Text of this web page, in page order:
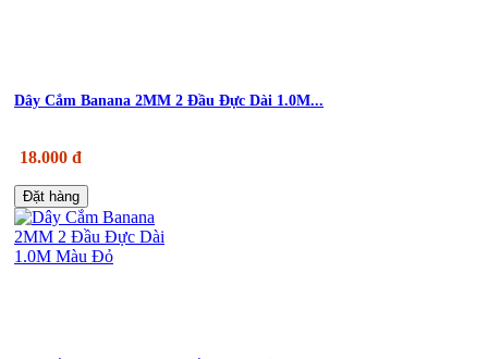
Dây Cắm Banana 2MM 2 Đầu Đực Dài 1.0M...
18.000 đ
Đặt hàng